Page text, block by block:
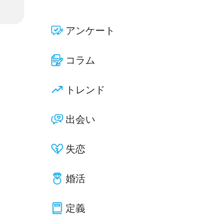
アンケート
コラム
トレンド
出会い
失恋
婚活
定義